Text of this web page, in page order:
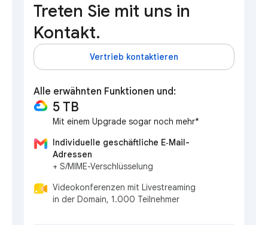
Treten Sie mit uns in
Kontakt.
Vertrieb kontaktieren
Alle erwähnten Funktionen und:
5 TB
Mit einem Upgrade sogar noch mehr*
Individuelle geschäftliche E‑Mail-
Adressen
+ S/MIME-Verschlüsselung
Videokonferenzen mit Livestreaming
in der Domain, 1.000 Teilnehmer